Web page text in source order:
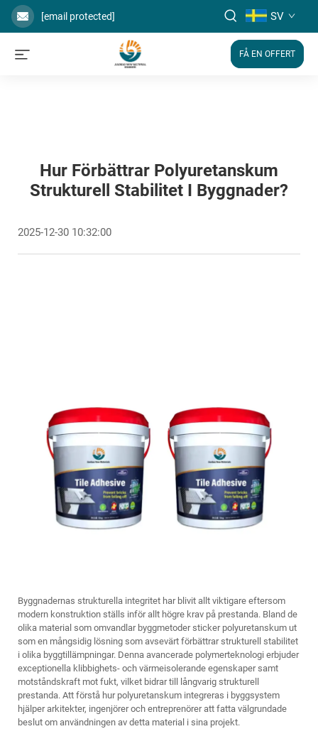
[email protected] SV
FÅ EN OFFERT
Hur Förbättrar Polyuretanskum
Strukturell Stabilitet I Byggnader?
2025-12-30 10:32:00
Byggnadernas strukturella integritet har blivit allt viktigare eftersom
modern konstruktion ställs inför allt högre krav på prestanda. Bland de
olika material som omvandlar byggmetoder sticker polyuretanskum ut
som en mångsidig lösning som avsevärt förbättrar strukturell stabilitet
i olika byggtillämpningar. Denna avancerade polymerteknologi erbjuder
exceptionella klibbighets- och värmeisolerande egenskaper samt
motståndskraft mot fukt, vilket bidrar till långvarig strukturell
prestanda. Att förstå hur polyuretanskum integreras i byggsystem
hjälper arkitekter, ingenjörer och entreprenörer att fatta välgrundade
beslut om användningen av detta material i sina projekt.